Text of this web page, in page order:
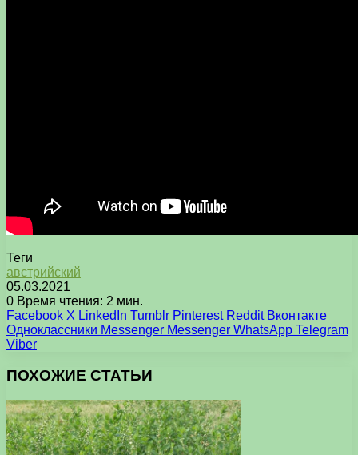
Теги
австрийский
05.03.2021
0 Время чтения: 2 мин.
Facebook X LinkedIn Tumblr Pinterest Reddit Вконтакте
Одноклассники Messenger Messenger WhatsApp Telegram
Viber
ПОХОЖИЕ СТАТЬИ